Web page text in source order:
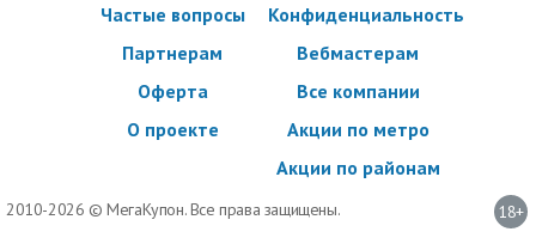
Частые вопросы
Партнерам
Оферта
О проекте
Конфиденциальность
Вебмастерам
Все компании
Акции по метро
Акции по районам
2010-2026 © МегаКупон. Все права защищены. 18+